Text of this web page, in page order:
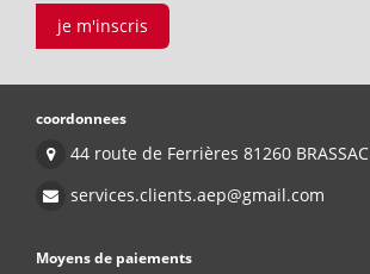
je m'inscris
coordonnees
44 route de Ferrières 81260 BRASSAC
services.clients.aep@gmail.com
Moyens de paiements